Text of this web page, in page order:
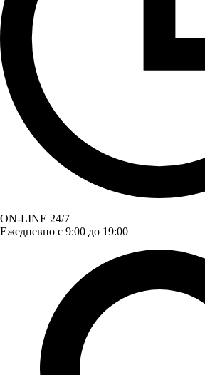
ON-LINE 24/7
Ежедневно с 9:00 до 19:00